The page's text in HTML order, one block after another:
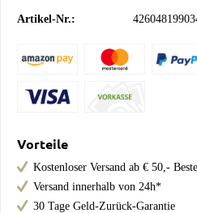
Artikel-Nr.:
Vorteile
Kostenloser Versand ab € 50,-
Versand innerhalb von 24h*
30 Tage Geld-Zurück-Garantie